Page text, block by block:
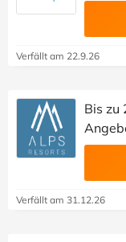
Verfällt am 22.9.26
Bis zu
Verfällt am 31.12.26